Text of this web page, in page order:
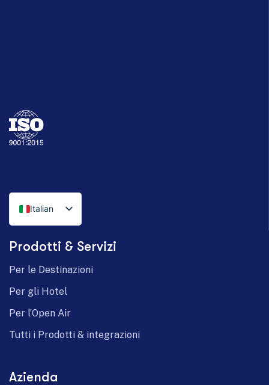
Italian
English
German
Prodotti & Servizi
Per le Destinazioni
Per gli Hotel
Per l’Open Air
Tutti i Prodotti & integrazioni
Azienda